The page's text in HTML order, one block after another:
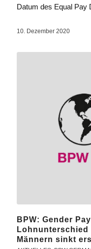
Datum des Equal Pay
10. Dezember 2020
BPW: Gender
Lohnunterschied
Männern sinkt